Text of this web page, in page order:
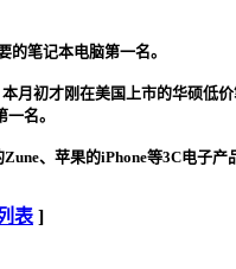
笔记本电脑第一名。
初才刚在美国上市的华硕低
名。
、苹果的iPhone等3C电子产
表 ]